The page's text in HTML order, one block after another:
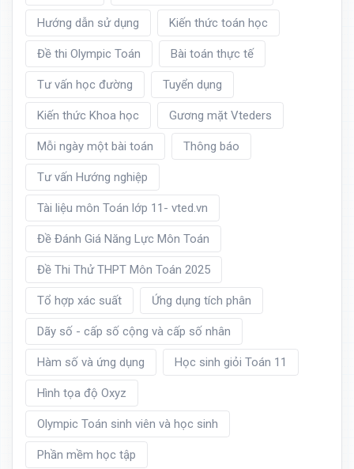
Hướng dẫn sử dụng Kiến thức toán học
Đề thi Olympic Toán Bài toán thực tế
Tư vấn học đường Tuyển dụng
Kiến thức Khoa học Gương mặt Vteders
Mỗi ngày một bài toán Thông báo
Tư vấn Hướng nghiệp
Tài liệu môn Toán lớp 11- vted.vn
Đề Đánh Giá Năng Lực Môn Toán
Đề Thi Thử THPT Môn Toán 2025
Tổ hợp xác suất Ứng dụng tích phân
Dãy số - cấp số cộng và cấp số nhân
Hàm số và ứng dụng Học sinh giỏi Toán 11
Hình tọa độ Oxyz
Olympic Toán sinh viên và học sinh
Phần mềm học tập